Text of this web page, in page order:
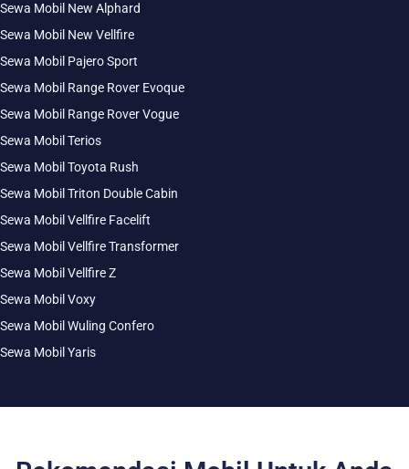
Sewa Mobil New Alphard
Sewa Mobil New Vellfire
Sewa Mobil Pajero Sport
Sewa Mobil Range Rover Evoque
Sewa Mobil Range Rover Vogue
Sewa Mobil Terios
Sewa Mobil Toyota Rush
Sewa Mobil Triton Double Cabin
Sewa Mobil Vellfire Facelift
Sewa Mobil Vellfire Transformer
Sewa Mobil Vellfire Z
Sewa Mobil Voxy
Sewa Mobil Wuling Confero
Sewa Mobil Yaris